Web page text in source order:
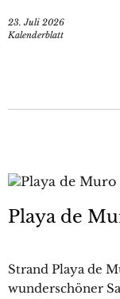
23. Juli 2026
Kalenderblatt
Playa de
Strand Playa de
wunderschöner